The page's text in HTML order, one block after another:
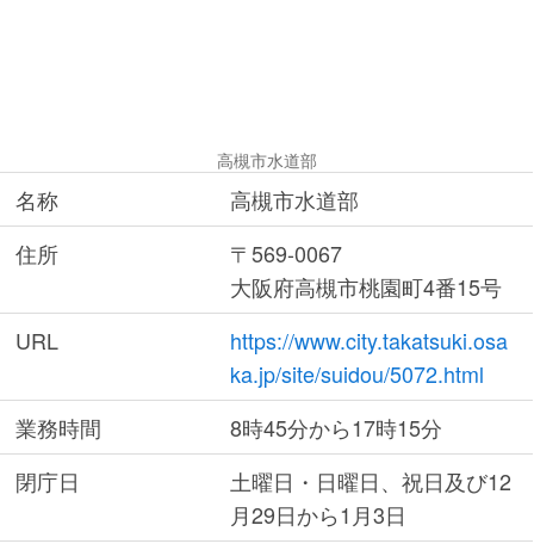
高槻市水道部
名称
高槻市水道部
住所
〒569-0067
大阪府高槻市桃園町4番15号
URL
https://www.city.takatsuki.osa
ka.jp/site/suidou/5072.html
業務時間
8時45分から17時15分
閉庁日
土曜日・日曜日、祝日及び12
月29日から1月3日